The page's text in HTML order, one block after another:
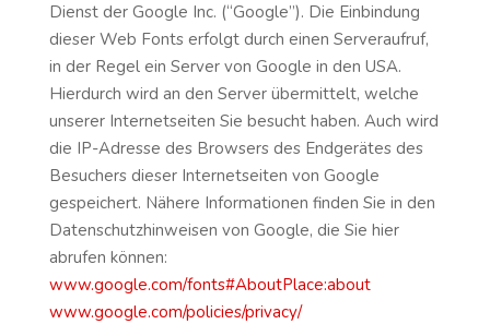
Dienst der Google Inc. (“Google”). Die Einbindung
dieser Web Fonts erfolgt durch einen Serveraufruf,
in der Regel ein Server von Google in den USA.
Hierdurch wird an den Server übermittelt, welche
unserer Internetseiten Sie besucht haben. Auch wird
die IP-Adresse des Browsers des Endgerätes des
Besuchers dieser Internetseiten von Google
gespeichert. Nähere Informationen finden Sie in den
Datenschutzhinweisen von Google, die Sie hier
abrufen können:
www.google.com/fonts#AboutPlace:about
www.google.com/policies/privacy/